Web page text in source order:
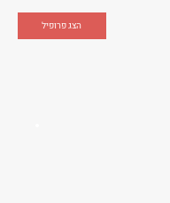
הצג פרופיל